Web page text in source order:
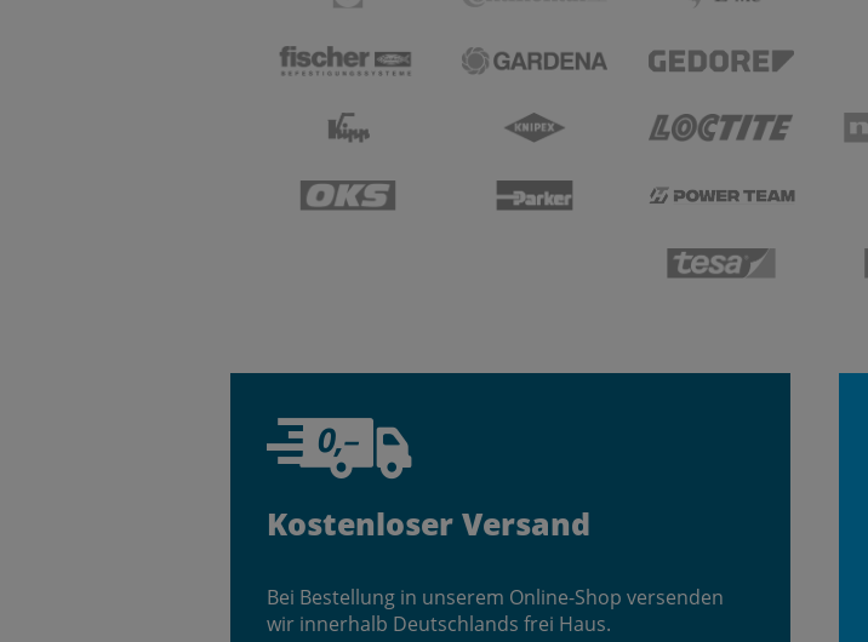
Kostenloser Versand
Bei Bestellung in unserem Online-Shop versenden
wir innerhalb Deutschlands frei Haus.